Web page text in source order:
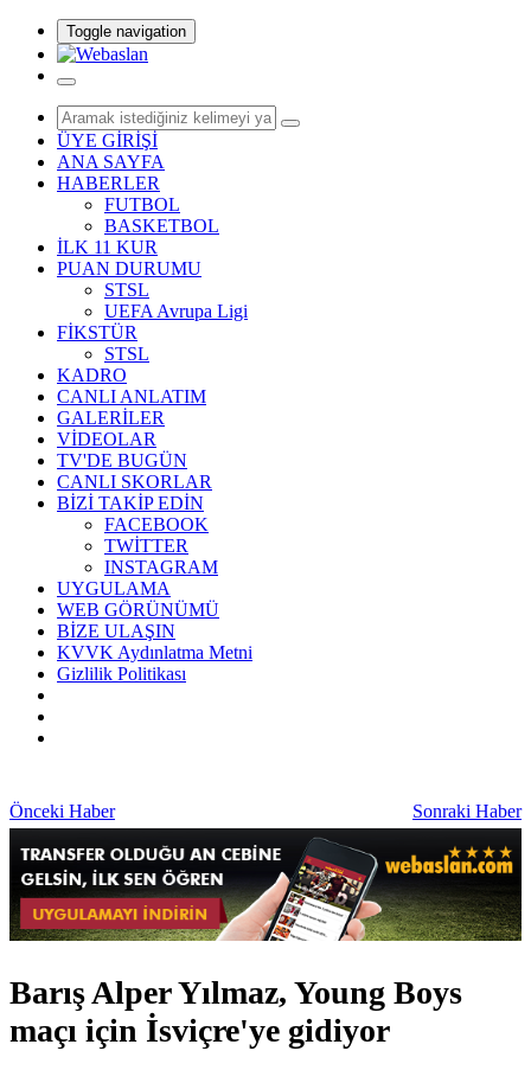
Toggle navigation
ÜYE GİRİŞİ
ANA SAYFA
HABERLER
FUTBOL
BASKETBOL
İLK 11 KUR
PUAN DURUMU
STSL
UEFA Avrupa Ligi
FİKSTÜR
STSL
KADRO
CANLI ANLATIM
GALERİLER
VİDEOLAR
TV'DE BUGÜN
CANLI SKORLAR
BİZİ TAKİP EDİN
FACEBOOK
TWİTTER
INSTAGRAM
UYGULAMA
WEB GÖRÜNÜMÜ
BİZE ULAŞIN
KVVK Aydınlatma Metni
Gizlilik Politikası
Önceki Haber Sonraki Haber
Barış Alper Yılmaz, Young Boys
maçı için İsviçre'ye gidiyor